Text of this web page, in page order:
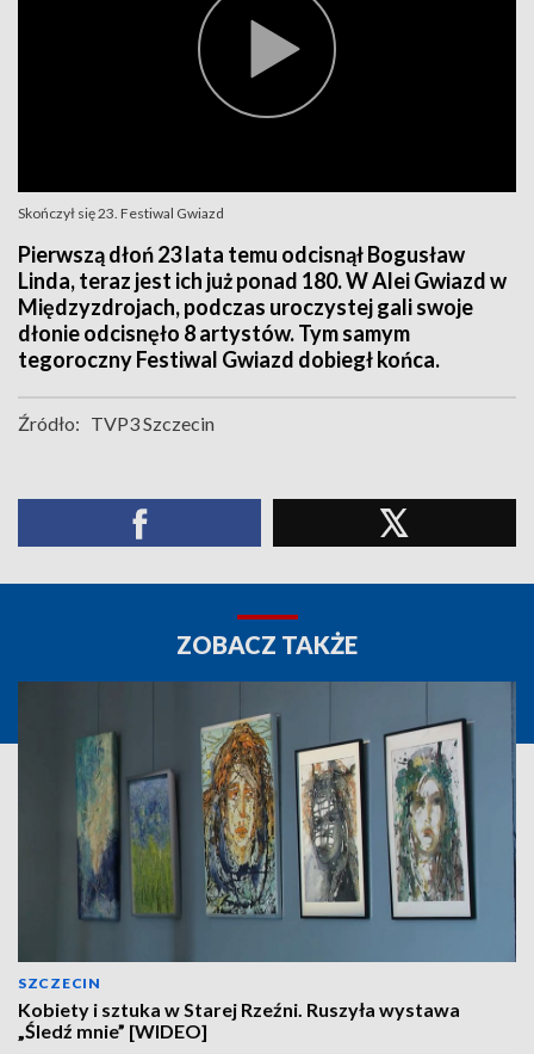
Skończył się 23. Festiwal Gwiazd
Pierwszą dłoń 23 lata temu odcisnął Bogusław
Linda, teraz jest ich już ponad 180. W Alei Gwiazd w
Międzyzdrojach, podczas uroczystej gali swoje
dłonie odcisnęło 8 artystów. Tym samym
tegoroczny Festiwal Gwiazd dobiegł końca.
Źródło: TVP3 Szczecin
ZOBACZ TAKŻE
SZCZECIN
Kobiety i sztuka w Starej Rzeźni. Ruszyła wystawa
„Śledź mnie” [WIDEO]